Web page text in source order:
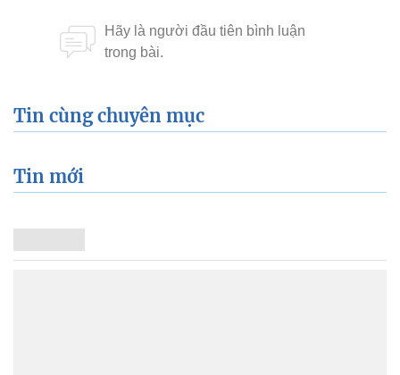
Tin cùng chuyên mục
Tin mới